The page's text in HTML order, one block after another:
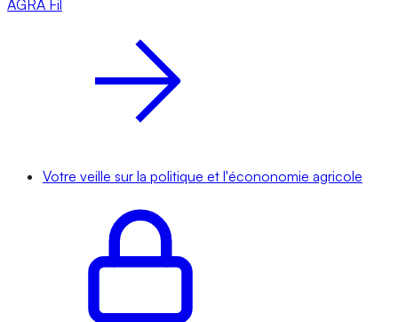
AGRA Fil
Votre veille sur la politique et l'écononomie agricole